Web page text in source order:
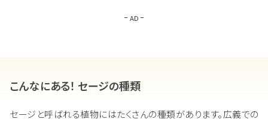
AD
こんなにある！ セージの種類
セージと呼ばれる植物にはたくさんの種類があります。広義での